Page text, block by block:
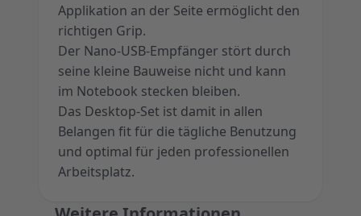
Applikation an der Seite ermöglicht den
richtigen Grip.
Der Nano-USB-Empfänger stört durch
seine kleine Bauweise nicht und kann
im Notebook stecken bleiben.
Das Desktop-Set ist damit in allen
Belangen fit für die tägliche Benutzung
und optimal für jeden professionellen
Arbeitsplatz.